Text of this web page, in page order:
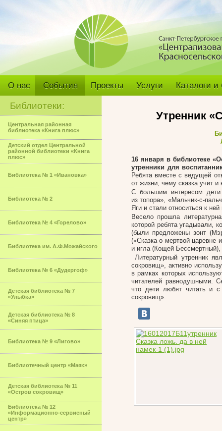
О нас События Проекты Услуги Каталоги
Библиотеки:
Центральная районная
библиотека «Книга плюс»
Детский отдел Центральной
районной библиотеки «Книга
плюс»
Библиотека № 1 «Ивановка»
Библиотека № 2
Библиотека № 4 «Горелово»
Библиотека им. А.Ф.Можайского
Библиотека № 6 «Дудергоф»
Детская библиотека № 7
«Улыбка»
Детская библиотека № 8
«Синяя птица»
Библиотека № 9 «Лигово»
Библиотечный центр «Маяк»
Детская библиотека № 11
«Остров сокровищ»
Библиотека № 12
«Информационно-сервисный
центр»
Утренник
16 января в библиотеке
утренники для
Ребята вместе с ведущей
от жизни, чему сказка учит и
С большим интересом
из топора», «Мальчик-с-
Яги и стали относиться к
Весело прошла
которой ребята угадывали,
(были предложены зонт
(«Сказка о мертвой
и игла (Кощей Бессмертный),
Литературный утренник
сокровищ», активно
в рамках которых
читателей равнодушными.
что дети любят читать и с
сокровищ».